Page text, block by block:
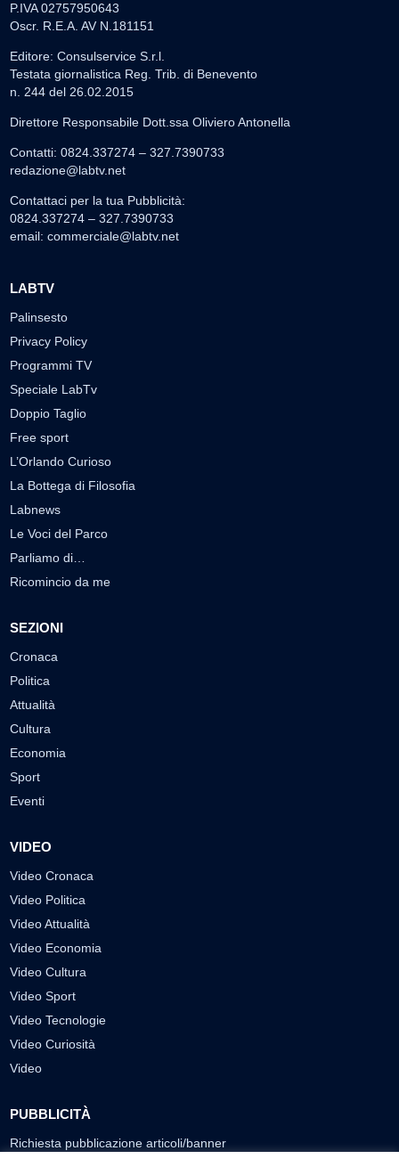
P.IVA 02757950643
Oscr. R.E.A. AV N.181151
Editore: Consulservice S.r.l.
Testata giornalistica Reg. Trib. di Benevento
n. 244 del 26.02.2015
Direttore Responsabile Dott.ssa Oliviero Antonella
Contatti: 0824.337274 – 327.7390733
redazione@labtv.net
Contattaci per la tua Pubblicità:
0824.337274 – 327.7390733
email: commerciale@labtv.net
LABTV
Palinsesto
Privacy Policy
Programmi TV
Speciale LabTv
Doppio Taglio
Free sport
L’Orlando Curioso
La Bottega di Filosofia
Labnews
Le Voci del Parco
Parliamo di…
Ricomincio da me
SEZIONI
Cronaca
Politica
Attualità
Cultura
Economia
Sport
Eventi
VIDEO
Video Cronaca
Video Politica
Video Attualità
Video Economia
Video Cultura
Video Sport
Video Tecnologie
Video Curiosità
Video
PUBBLICITÀ
Richiesta pubblicazione articoli/banner